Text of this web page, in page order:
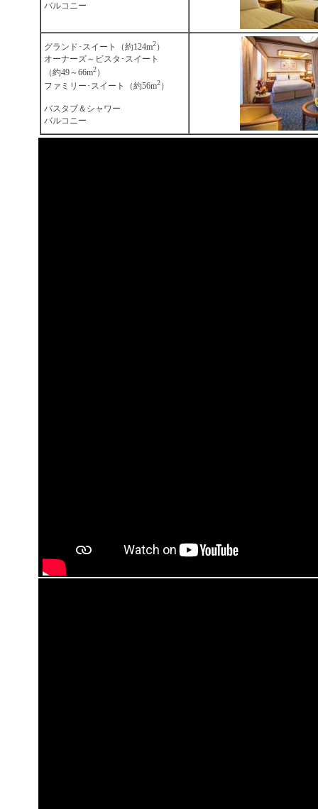
バルコニー
グランド･スイート（約124m2）
オーナーズ～ビスタ･スイート
（約49～66m2）
ファミリー･スイート（約56m2）
バスタブ＆シャワー
バルコニー